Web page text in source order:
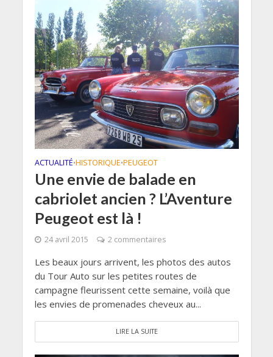
ACTUALITÉ•HISTORIQUE•PEUGEOT
Une envie de balade en
cabriolet ancien ? L’Aventure
Peugeot est là !
24 avril 2015 2 commentaires
Les beaux jours arrivent, les photos des autos
du Tour Auto sur les petites routes de
campagne fleurissent cette semaine, voilà que
les envies de promenades cheveux au...
LIRE LA SUITE